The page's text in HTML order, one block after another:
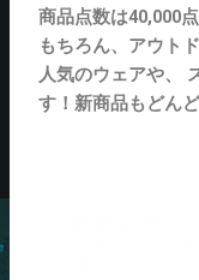
商品点数は40,000
もちろん、アウト
人気のウェアや、
す！新商品もどん